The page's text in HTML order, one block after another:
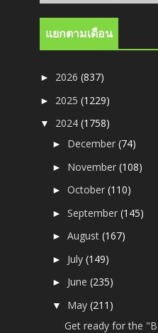
แยกตามเดือน
► 2026(837)
► 2025(1229)
▼ 2024(1758)
► December(74)
► November(108)
►October(110)
►September(145)
►August(167)
► July(149)
► June(235)
▼ May(211)
Get ready for the